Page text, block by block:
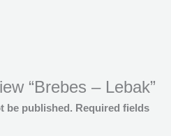
“Brebes – Lebak”
be published. Required fields